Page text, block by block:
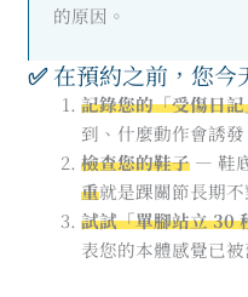
的原因。
✅在預約之前，您今
記錄您的「受傷日
到、什麼動作會誘
檢查您的鞋子— 鞋
重就是踝關節長期
試試「單腳站立 30
表您的本體感覺已